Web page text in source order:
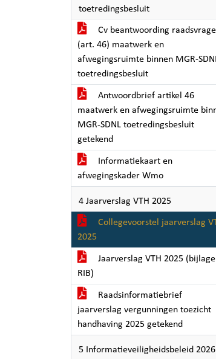
toetredingsbesluit
Cv beantwoording
(art. 46) maatwerk en
afwegingsruimte binnen MGR-
toetredingsbesluit
Antwoordbrief artikel 46
maatwerk en afwegingsruimte
MGR-SDNL toetredingsbesluit
getekend
Informatiekaart en
afwegingskader Wmo
4 Jaarverslag VTH 2025
Collegevoorstel jaarverslag
2025
Jaarverslag VTH 2025
RIB)
Raadsinformatiebrief
jaarverslag vergunningen toezicht
handhaving 2025 getekend
5 Informatieveiligheidsbeleid